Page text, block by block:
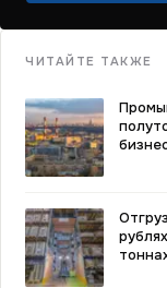
ЧИТАЙТЕ ТАКЖЕ